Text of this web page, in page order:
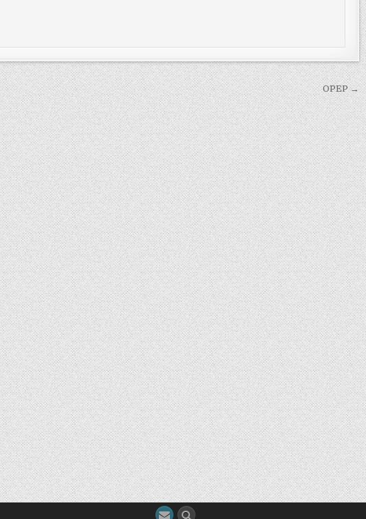
OPEP →